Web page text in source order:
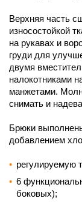
Верхняя часть
износостойкой
на рукавах и
груди для
двумя
налокотниками
манжетами.
снимать и
Брюки
добавлением
регулируемую
6
боковых);